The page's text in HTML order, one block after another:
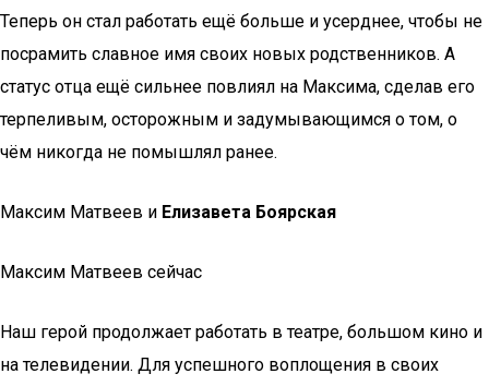
Теперь он стал работать ещё больше и усерднее, чтобы не
посрамить славное имя своих новых родственников. А
статус отца ещё сильнее повлиял на Максима, сделав его
терпеливым, осторожным и задумывающимся о том, о
чём никогда не помышлял ранее.
Максим Матвеев и Елизавета Боярская
Максим Матвеев сейчас
Наш герой продолжает работать в театре, большом кино и
на телевидении. Для успешного воплощения в своих